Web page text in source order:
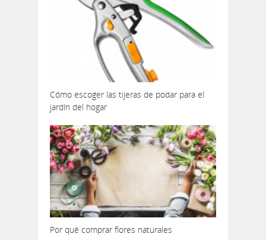
Cómo escoger las tijeras de podar para el
jardín del hogar
Por qué comprar flores naturales